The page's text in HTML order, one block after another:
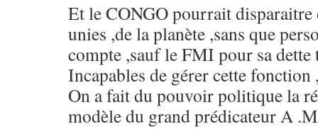
Et le CONGO pourrait disparaitre
unies ,de la planète ,sans que
compte ,sauf le FMI pour sa dette
Incapables de gérer cette fonction
On a fait du pouvoir politique la
modèle du grand prédicateur A